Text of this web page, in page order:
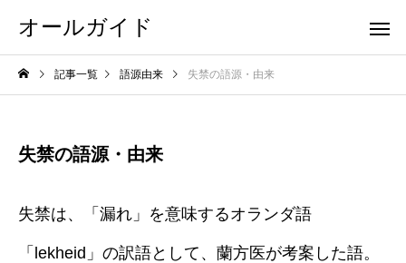
オールガイド
記事一覧 語源由来 失禁の語源・由来
失禁の語源・由来
失禁は、「漏れ」を意味するオランダ語
「lekheid」の訳語として、蘭方医が考案した語。